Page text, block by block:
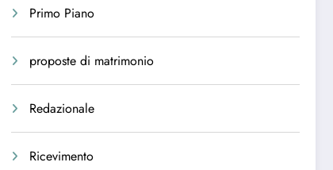
Primo Piano
proposte di matrimonio
Redazionale
Ricevimento